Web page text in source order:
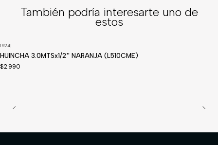
También podría interesarte uno de
estos
1924|
HUINCHA 3.0MTSx1/2'' NARANJA (L510CME)
$2.990